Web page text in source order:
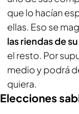
que lo hacían
ellas. Eso se
las riendas de
el resto. Por
medio y podrá
quiera.
Elecciones